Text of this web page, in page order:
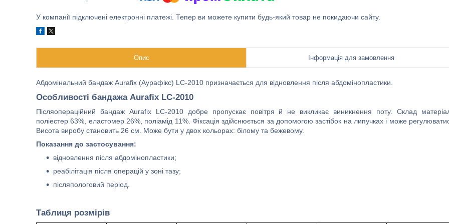
У компанії підключені електронні платежі. Тепер ви можете купити будь-який товар не покидаючи сайту.
Опис Інформація для замовлення
Абдомінальний бандаж Aurafix (Аурафікс) LC-2010 призначається для відновлення після абдомінопластики.
Особливості бандажа Aurafix LC-2010
Післяопераційний бандаж Aurafix LC-2010 добре пропускає повітря й не викликає виникнення поту. Склад
поліестер 63%, еластомер 26%, поліамід 11%. Фіксація здійснюється за допомогою застібок на липучках і може
Висота виробу становить 26 см. Може бути у двох кольорах: білому та бежевому.
Показання до застосування:
відновлення після абдомінопластики;
реабілітація після операцій у зоні тазу;
післяпологовий період.
Таблиця розмірів